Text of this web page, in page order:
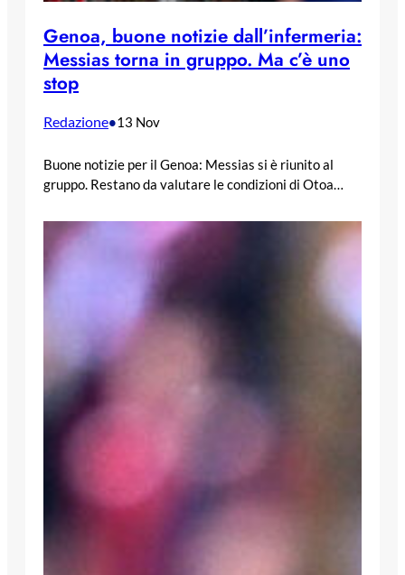
Genoa, buone notizie dall’infermeria:
Messias torna in gruppo. Ma c’è uno
stop
Redazione•13 Nov
Buone notizie per il Genoa: Messias si è riunito al
gruppo. Restano da valutare le condizioni di Otoa…